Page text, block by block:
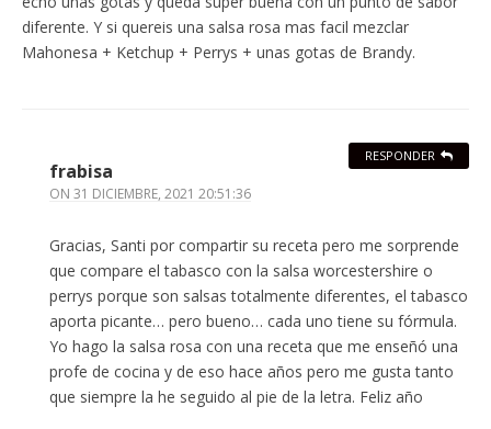
diferente. Y si quereis una salsa rosa mas facil mezclar
Mahonesa + Ketchup + Perrys + unas gotas de Brandy.
frabisa
ON 31 DICIEMBRE, 2021 20:51:36
Gracias, Santi por compartir su receta pero me sorprende
que compare el tabasco con la salsa worcestershire o
perrys porque son salsas totalmente diferentes, el tabasco
aporta picante… pero bueno… cada uno tiene su fórmula.
Yo hago la salsa rosa con una receta que me enseñó una
profe de cocina y de eso hace años pero me gusta tanto
que siempre la he seguido al pie de la letra. Feliz año
RESPONDER